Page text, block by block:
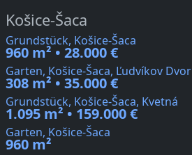
Košice-Šaca
Grundstück, Košice-Šaca
960 m² • 28.000 €
Garten, Košice-Šaca, Ľudvíkov Dvor
308 m² • 35.000 €
Grundstück, Košice-Šaca, Kvetná
1.095 m² • 159.000 €
Garten, Košice-Šaca
960 m²